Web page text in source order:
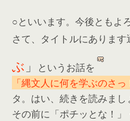
○といいます。今後ともよ
さて、タイトルにあります
ぶ 」
というお話を
「縄文人に何を学ぶのさっ
タ。はい、続きを読みまし
その前に「ポチッとな！